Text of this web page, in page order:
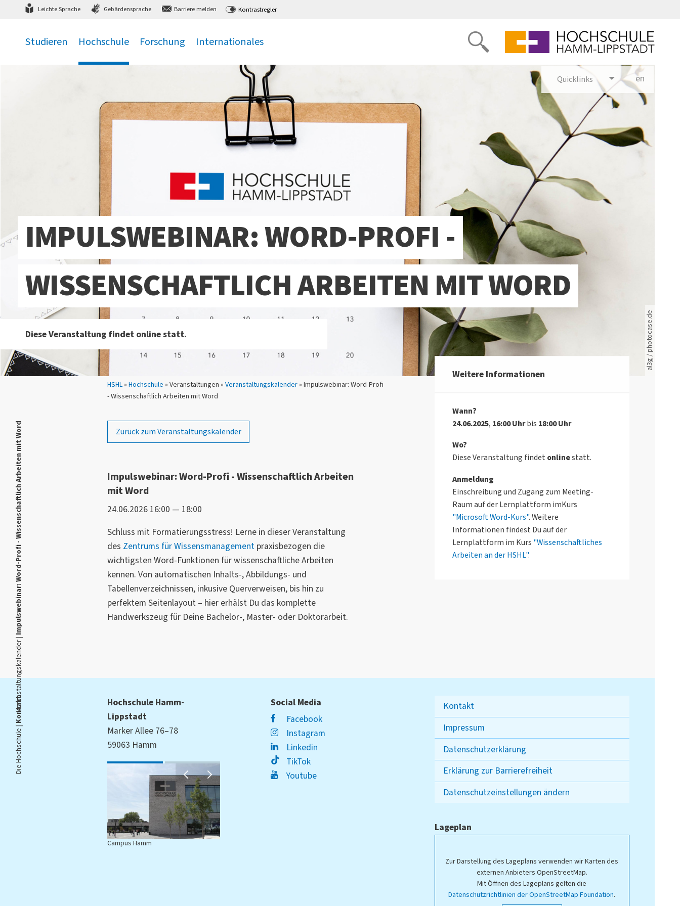
zum Hauptmenü zum Inhalt,
Leichte Sprache Gebärdensprache Barriere melden Kontrastregler
Studieren Hochschule Forschung Internationales
Quicklinks en
Sie sind hier:
HSHL» Hochschule » Veranstaltungen » Veranstaltungskalender» Impulswebinar: Word-Profi
- Wissenschaftlich Arbeiten mit Word
Rote leere Sitzreihen
al3g / photocase.de
IMPULSWEBINAR: WORD-PROFI -
WISSENSCHAFTLICH ARBEITEN MIT WORD
Diese Veranstaltung findet online statt.
Veranstaltungskalender |
Impulswebinar: Word-Profi - Wissenschaftlich Arbeiten mit Word Zurück zum Veranstaltungskalender
Impulswebinar: Word-Profi - Wissenschaftlich Arbeiten
mit Word
24.06.2026 16:00 — 18:00
Schluss mit Formatierungsstress! Lerne in dieser Veranstaltung
des Zentrums für Wissensmanagementpraxisbezogen die
wichtigsten Word-Funktionen für wissenschaftliche Arbeiten
kennen. Von automatischen Inhalts-, Abbildungs- und
Tabellenverzeichnissen, inkusive Querverweisen, bis hin zu
perfektem Seitenlayout – hier erhälst Du das komplette
Handwerkszeug für Deine Bachelor-, Master- oder Doktorarbeit.
Weitere Informationen
Wann?
24.06.2025, 16:00 Uhrbis 18:00 Uhr
Wo?
Diese Veranstaltung findet onlinestatt.
Anmeldung
Einschreibung und Zugang zum Meeting-
Raum auf der Lernplattform imKurs
"Microsoft Word-Kurs". Weitere
Informationen findest Du auf der
Lernplattform im Kurs "Wissenschaftliches
Arbeiten an der HSHL".
Die Hochschule |
Kontakt
Hochschule Hamm-
Lippstadt
Marker Allee 76–78
59063 Hamm
Campus Hamm
Social Media
Facebook
Instagram
Linkedin
TikTok
Youtube
Kontakt
Impressum
Datenschutzerklärung
Erklärung zur Barrierefreiheit
Datenschutzeinstellungen ändern
Lageplan
Zur Darstellung des Lageplans verwenden wir Karten des
externen Anbieters OpenStreetMap.
Mit Öffnen des Lageplans gelten die
Datenschutzrichtlinien der OpenStreetMap Foundation.